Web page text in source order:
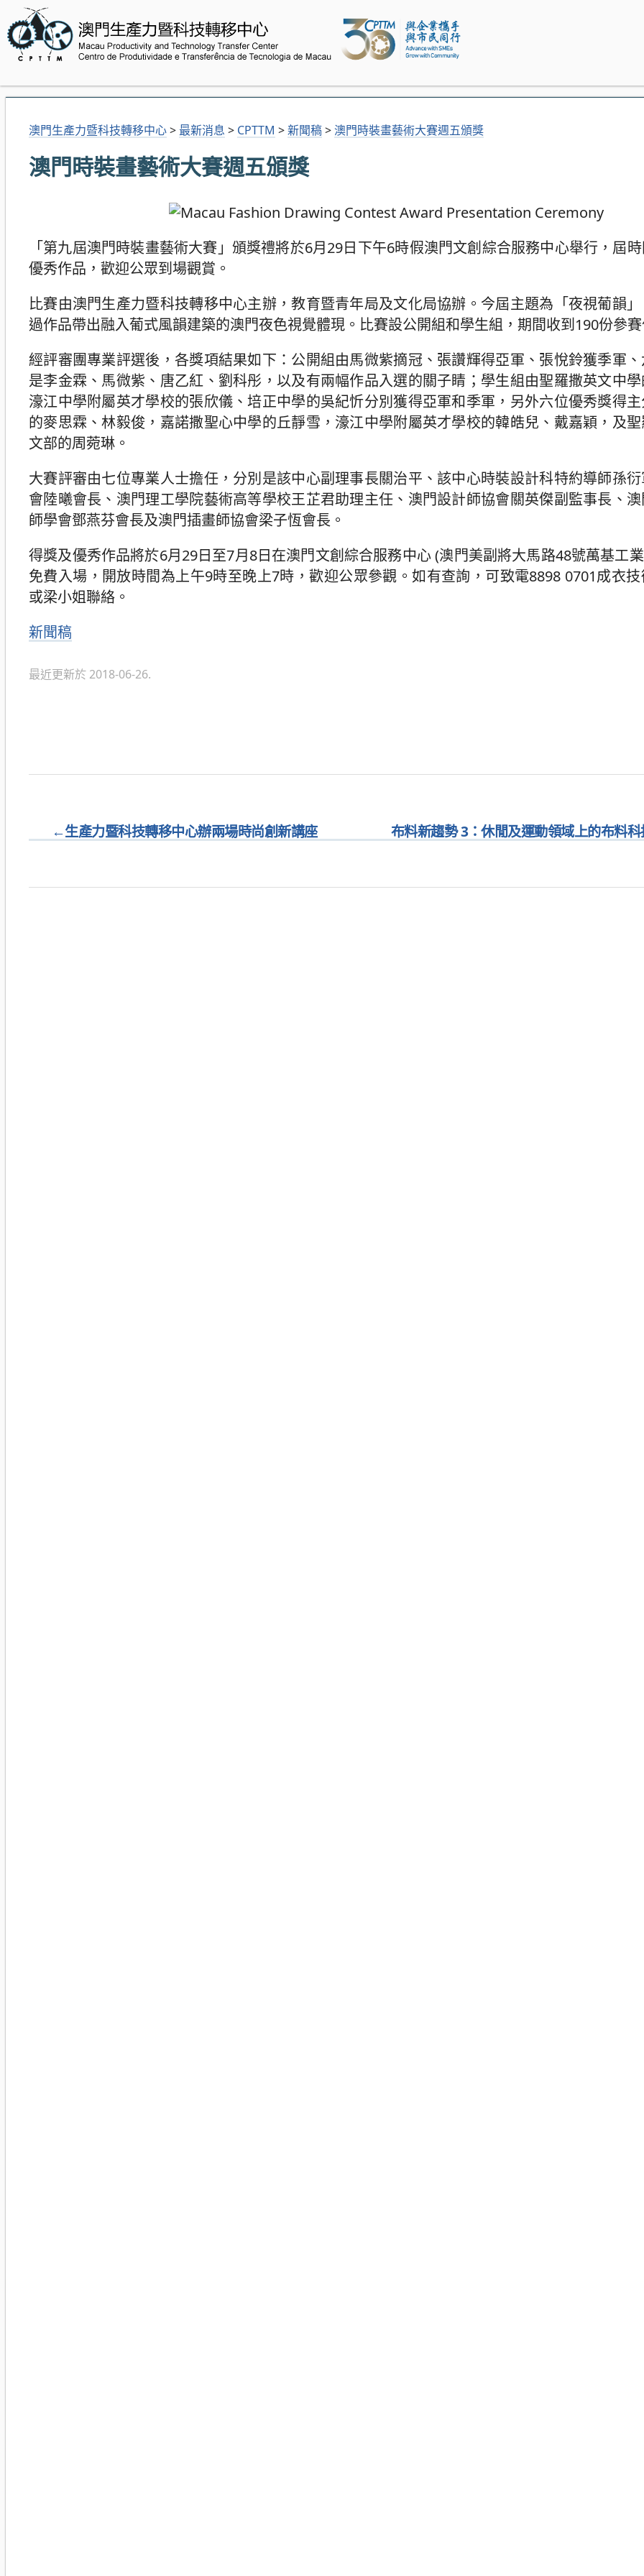
澳門生產力暨科技轉移中心> 最新消息 > CPTTM >新聞稿> 澳門時裝畫藝術大賽週五頒獎
澳門時裝畫藝術大賽週五頒獎
「第九屆澳門時裝畫藝術大賽」頒獎禮將於6月29日下午6時假澳門文創綜合服務中心舉行，屆
優秀作品，歡迎公眾到場觀賞。
比賽由澳門生產力暨科技轉移中心主辦，教育暨青年局及文化局協辦。今屆主題為「夜視葡韻
過作品帶出融入葡式風韻建築的澳門夜色視覺體現。比賽設公開組和學生組，期間收到190份參
經評審團專業評選後，各獎項結果如下：公開組由馬微紫摘冠、張讚輝得亞軍、張悅鈴獲季軍
是李金霖、馬微紫、唐乙紅、劉科彤，以及有兩幅作品入選的關子睛；學生組由聖羅撒英文中
濠江中學附屬英才學校的張欣儀、培正中學的吳紀忻分別獲得亞軍和季軍，另外六位優秀獎得
的麥思霖、林毅俊，嘉諾撒聖心中學的丘靜雪，濠江中學附屬英才學校的韓皓兒、戴嘉穎，及
文部的周菀琳。
大賽評審由七位專業人士擔任，分別是該中心副理事長關治平、該中心時裝設計科特約導師孫
會陸曦會長、澳門理工學院藝術高等學校王芷君助理主任、澳門設計師協會關英傑副監事長、
師學會鄧燕芬會長及澳門插畫師協會梁子恆會長。
得獎及優秀作品將於6月29日至7月8日在澳門文創綜合服務中心 (澳門美副將大馬路48號萬基工
免費入場，開放時間為上午9時至晚上7時，歡迎公眾參觀。如有查詢，可致電8898 0701成衣
或梁小姐聯絡。
分
新聞稿
最近更新於 2018-06-26.
←生產力暨科技轉移中心辦兩場時尚創新講座 布料新趨勢 3：休閒及運動領域上的布料